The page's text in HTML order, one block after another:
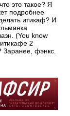
это такое? Я
подробнее
итикаф? И
(You know
2
Заранее, фэнкс.